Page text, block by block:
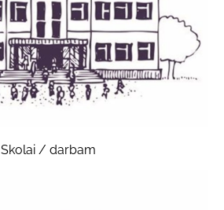
Skolai / darbam